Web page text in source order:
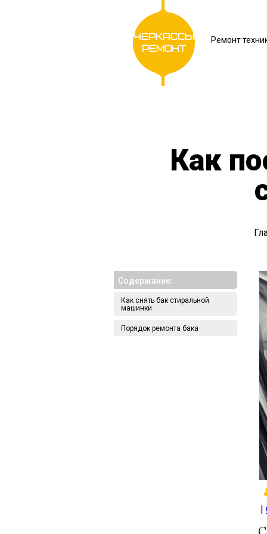
Черкассы
Ремонт
Ремонт
Как
|
Cодержание:
Как снять бак стиральной
машинки
Порядок ремонта бака